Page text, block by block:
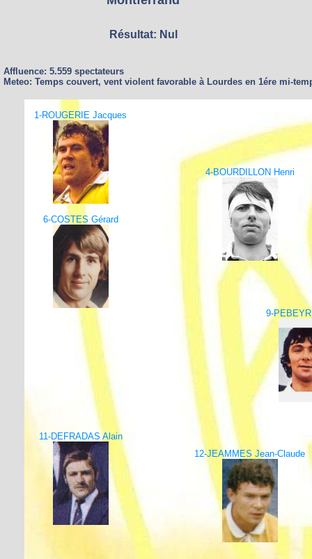
Résultat: Nul
Affluence: 5.559 spectateurs
Meteo: Temps couvert, vent violent favorable à Lourdes en 1ére mi-
1-ROUGERIE Jacques
4-BOURDILLON Henri
6-COSTES Gérard
9-
11-DEFRADAS Alain
12-JEAMMES Jean-Claude